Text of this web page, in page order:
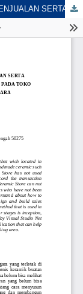
RANCANG BANGUN SISTEM INFORMASI PENJUALAN SERTA PENYUSUNAN LAPORAN KEUANGAN BERBASIS WEB PADA TOKO KERAMIK MUSTIKA KLAMPOK BANJARNEGARA